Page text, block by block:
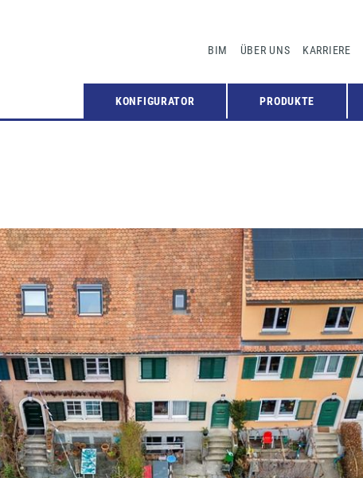
BIM ÜBER UNS KARRIERE
KONFIGURATOR PRODUKTE